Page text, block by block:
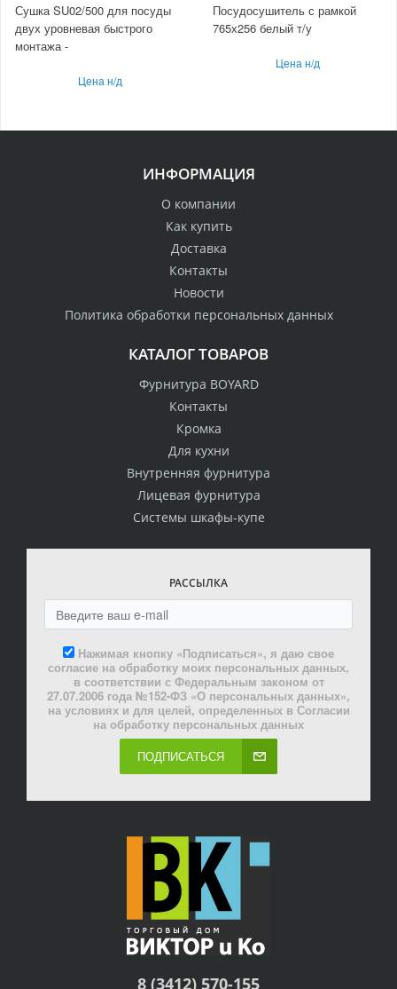
Сушка SU02/500 для посуды
двух уровневая быстрого
монтажа -
Цена н/д
Посудосушитель с рамкой
765х256 белый т/у
Цена н/д
ИНФОРМАЦИЯ
О компании
Как купить
Доставка
Контакты
Новости
Политика обработки персональных данных
КАТАЛОГ ТОВАРОВ
Фурнитура BOYARD
Контакты
Кромка
Для кухни
Внутренняя фурнитура
Лицевая фурнитура
Системы шкафы-купе
РАССЫЛКА
Нажимая кнопку «Подписаться», я даю свое
согласие на обработку моих персональных данных,
в соответствии с Федеральным законом от
27.07.2006 года №152-ФЗ «О персональных данных»,
на условиях и для целей, определенных в Согласии
на обработку персональных данных
ПОДПИСАТЬСЯ
8 (3412) 570-155